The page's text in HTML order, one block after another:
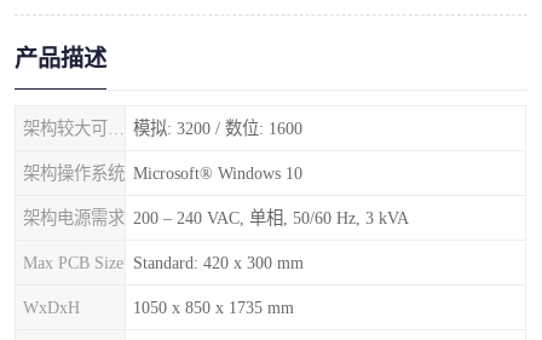
产品描述
模拟: 3200 / 数位: 1600
架构操作系统 Microsoft® Windows 10
架构电源需求 200 – 240 VAC, 单相, 50/60 Hz, 3 kVA
Max PCB Size Standard: 420 x 300 mm
WxDxH 1050 x 850 x 1735 mm